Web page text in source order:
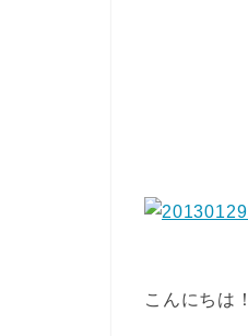
こんにちは